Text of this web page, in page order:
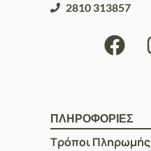
2810 313857
ΠΛΗΡΟΦΟΡΙΕΣ
Τρόποι Πληρωμής